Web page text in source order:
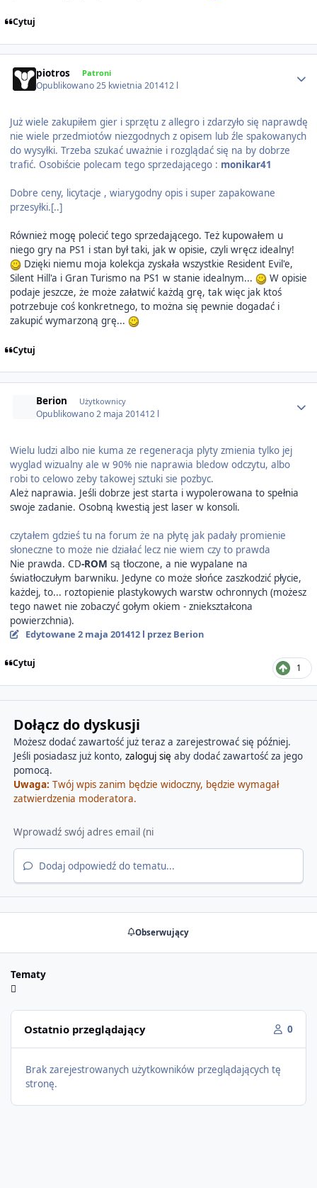
Cytuj
piotros Patroni
Opublikowano25 kwietnia 201412 l
Już wiele zakupiłem gier i sprzętu z allegro i zdarzyło się naprawdę
nie wiele przedmiotów niezgodnych z opisem lub źle spakowanych
do wysyłki. Trzeba szukać uważnie i rozglądać się na by dobrze
trafić. Osobiście polecam tego sprzedającego : monikar41
Dobre ceny, licytacje , wiarygodny opis i super zapakowane
przesyłki.[..]
Również mogę polecić tego sprzedającego. Też kupowałem u
niego gry na PS1 i stan był taki, jak w opisie, czyli wręcz idealny!
Dzięki niemu moja kolekcja zyskała wszystkie Resident Evil'e,
Silent Hill'a i Gran Turismo na PS1 w stanie idealnym...
W opisie
podaje jeszcze, że może załatwić każdą grę, tak więc jak ktoś
potrzebuje coś konkretnego, to można się pewnie dogadać i
zakupić wymarzoną grę...
Cytuj
Berion Użytkownicy
Opublikowano2 maja 201412 l
Wielu ludzi albo nie kuma ze regeneracja plyty zmienia tylko jej
wyglad wizualny ale w 90% nie naprawia bledow odczytu, albo
robi to celowo zeby takowej sztuki sie pozbyc.
Ależ naprawia. Jeśli dobrze jest starta i wypolerowana to spełnia
swoje zadanie. Osobną kwestią jest laser w konsoli.
czytałem gdzieś tu na forum że na płytę jak padały promienie
słoneczne to może nie działać lecz nie wiem czy to prawda
Nie prawda. CD-ROM są tłoczone, a nie wypalane na
światłoczułym barwniku. Jedyne co może słońce zaszkodzić płycie,
każdej, to... roztopienie plastykowych warstw ochronnych (możesz
tego nawet nie zobaczyć gołym okiem - zniekształcona
powierzchnia).
Edytowane 2 maja 201412 l przez Berion
Cytuj 1
Dołącz do dyskusji
Możesz dodać zawartość już teraz a zarejestrować się później.
Jeśli posiadasz już konto, zaloguj się aby dodać zawartość za jego
pomocą.
Uwaga: Twój wpis zanim będzie widoczny, będzie wymagał
zatwierdzenia moderatora.
Dodaj odpowiedź do tematu...
Obserwujący
Tematy
Ostatnio przeglądający 0
Brak zarejestrowanych użytkowników przeglądających tę
stronę.